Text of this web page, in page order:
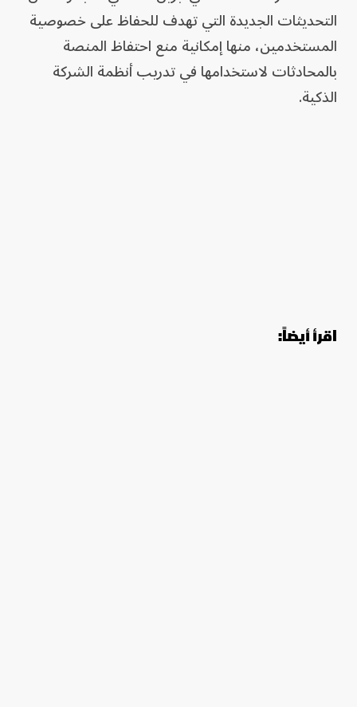
التحديثات الجديدة التي تهدف للحفاظ على خصوصية
المستخدمين، منها إمكانية منع احتفاظ المنصة
بالمحادثات لاستخدامها في تدريب أنظمة الشركة
الذكية.
اقرأ أيضاً: